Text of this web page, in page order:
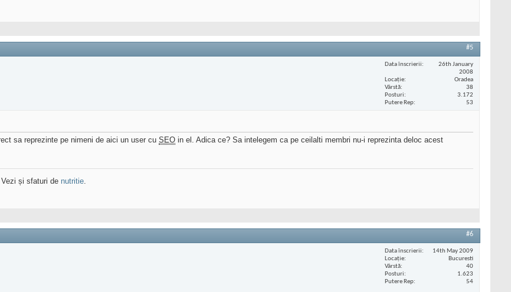
#5
Data înscrierii
26th January
2008
Locaţie
Oradea
Vârstă
38
Posturi
3.172
Putere Rep
53
sa reprezinte pe nimeni de aici un user cu SEO in el. Adica ce? Sa intelegem ca pe ceilalti membri nu-i reprezinta deloc acest
și sfaturi de nutritie.
#6
Data înscrierii
14th May 2009
Locaţie
Bucuresti
Vârstă
40
Posturi
1.623
Putere Rep
54